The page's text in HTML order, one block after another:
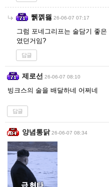
뛝껡믫 26-06-07 07:17
그럼 포네그리프는 술담기 좋
였던거임?
답글
제로선 26-06-07 08:10
빙크스의 술을 배달하네 어쩌네
답글
양념통닭 26-06-07 08:34